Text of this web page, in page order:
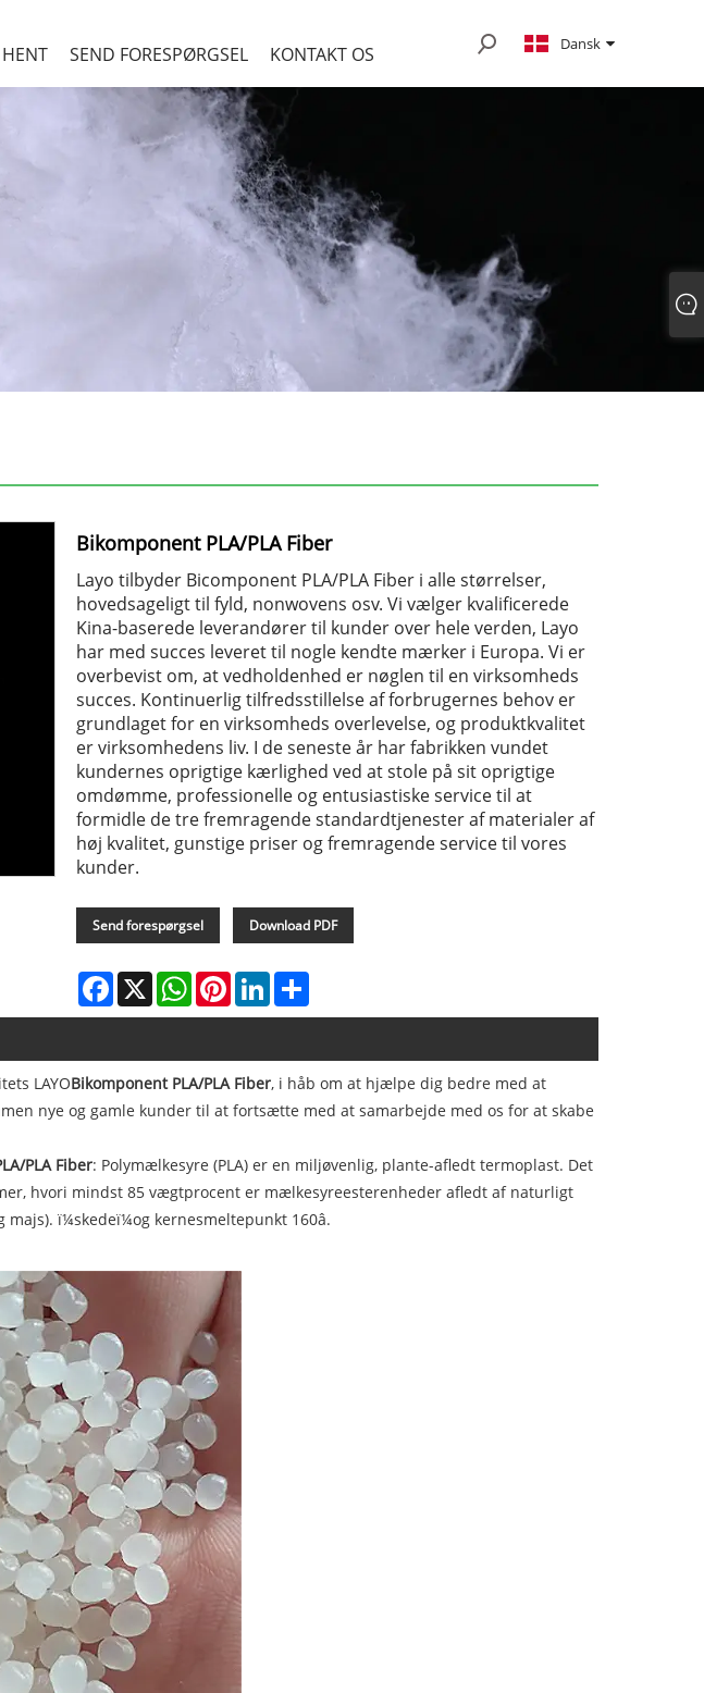
HENT SEND FORESPØRGSEL KONTAKT OS Dansk
Bikomponent PLA/PLA Fiber
Layo tilbyder Bicomponent PLA/PLA Fiber i alle størrelser,
hovedsageligt til fyld, nonwovens osv. Vi vælger kvalificerede
Kina-baserede leverandører til kunder over hele verden, Layo
har med succes leveret til nogle kendte mærker i Europa. Vi er
overbevist om, at vedholdenhed er nøglen til en virksomheds
succes. Kontinuerlig tilfredsstillelse af forbrugernes behov er
grundlaget for en virksomheds overlevelse, og produktkvalitet
er virksomhedens liv. I de seneste år har fabrikken vundet
kundernes oprigtige kærlighed ved at stole på sit oprigtige
omdømme, professionelle og entusiastiske service til at
formidle de tre fremragende standardtjenester af materialer af
høj kvalitet, gunstige priser og fremragende service til vores
kunder.
Send forespørgsel Download PDF
Facebook
X WhatsAppPinterestLinkedInShare
LAYOBikomponent PLA/PLA Fiber, i håb om at hjælpe dig bedre med at
nye og gamle kunder til at fortsætte med at samarbejde med os for at skabe
PLA Fiber: Polymælkesyre (PLA) er en miljøvenlig, plante-afledt termoplast. Det
hvori mindst 85 vægtprocent er mælkesyreesterenheder afledt af naturligt
ï¼skedeï¼og kernesmeltepunkt 160â.